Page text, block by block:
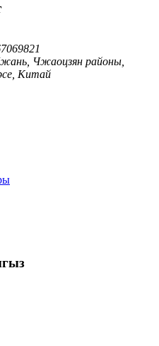
Чжаоцзян районы,
Китай